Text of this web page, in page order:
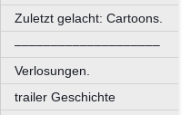
Zuletzt gelacht: Cartoons.
––––––––––––––––––––
Verlosungen.
trailer Geschichte